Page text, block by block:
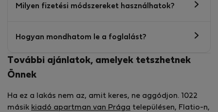
Milyen fizetési módszereket használhatok?
Hogyan mondhatom le a foglalást?
További ajánlatok, amelyek tetszhetnek
Önnek
Ha ez a lakás nem az, amit keres, ne aggódjon. 1022
másik kiadó apartman van Prága településen, Flatio-n,